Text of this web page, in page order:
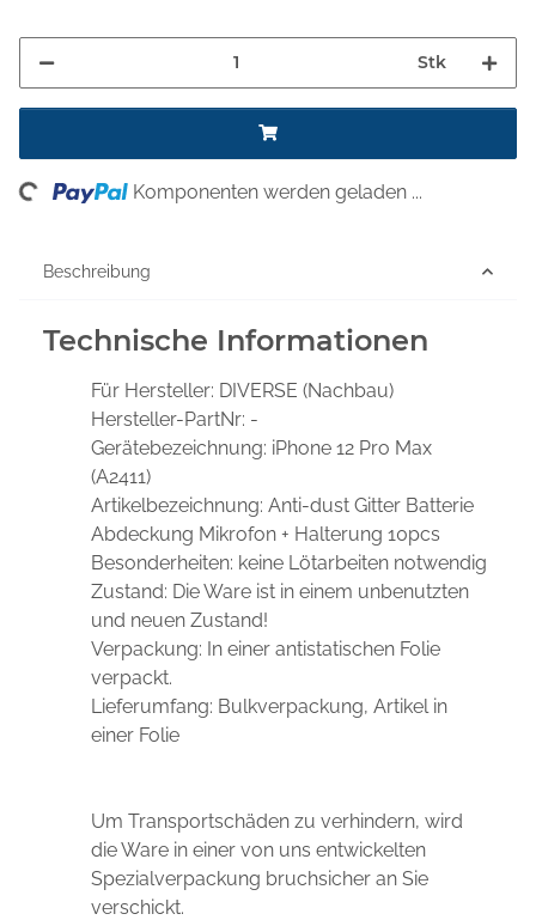
Stk
Komponenten werden geladen ...
Beschreibung
Technische Informationen
Für Hersteller: DIVERSE (Nachbau)
Hersteller-PartNr: -
Gerätebezeichnung: iPhone 12 Pro Max
(A2411)
Artikelbezeichnung: Anti-dust Gitter Batterie
Abdeckung Mikrofon + Halterung 10pcs
Besonderheiten: keine Lötarbeiten notwendig
Zustand: Die Ware ist in einem unbenutzten
und neuen Zustand!
Verpackung: In einer antistatischen Folie
verpackt.
Lieferumfang: Bulkverpackung, Artikel in
einer Folie
Um Transportschäden zu verhindern, wird
die Ware in einer von uns entwickelten
Spezialverpackung bruchsicher an Sie
verschickt.